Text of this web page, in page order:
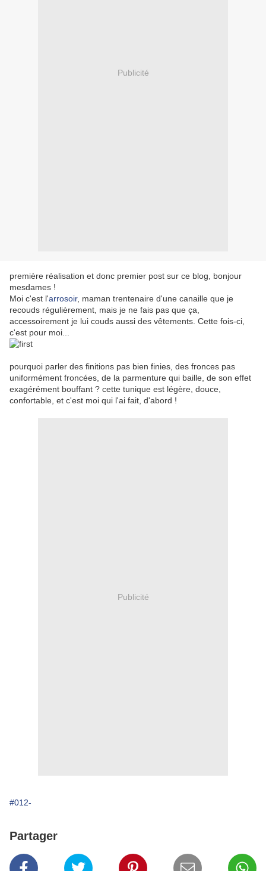
Publicité
première réalisation et donc premier post sur ce blog, bonjour
mesdames !
Moi c'est l'arrosoir, maman trentenaire d'une canaille que je
recouds régulièrement, mais je ne fais pas que ça,
accessoirement je lui couds aussi des vêtements. Cette fois-ci,
c'est pour moi...
pourquoi parler des finitions pas bien finies, des fronces pas
uniformément froncées, de la parmenture qui baille, de son effet
exagérément bouffant ? cette tunique est légère, douce,
confortable, et c'est moi qui l'ai fait, d'abord !
Publicité
#012-
Partager